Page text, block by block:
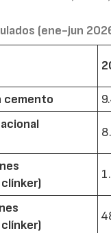
(ene-jun
cemento